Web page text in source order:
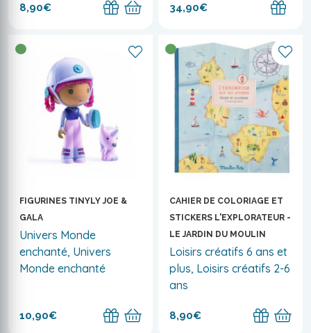
8,90€ 34,90€
FIGURINES TINYLY JOE &
GALA
Univers Monde
enchanté, Univers
Monde enchanté
10,90€
CAHIER DE COLORIAGE ET
STICKERS L'EXPLORATEUR -
LE JARDIN DU MOULIN
Loisirs créatifs 6 ans et
plus, Loisirs créatifs 2-6
ans
8,90€